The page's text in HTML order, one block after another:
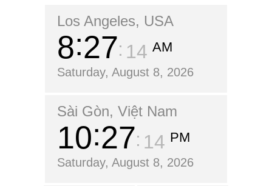
Los Angeles, USA
8 27 15 AM
Saturday, August 8, 2026
Sài Gòn, Việt Nam
10 27 15 PM
Saturday, August 8, 2026